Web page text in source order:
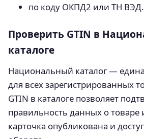
по коду ОКПД2 или ТН ВЭД.
Проверить GTIN в
каталоге
Национальный каталог —
для всех зарегистрированных
GTIN в каталоге позволяет
правильность данных о товаре
карточка опубликована и